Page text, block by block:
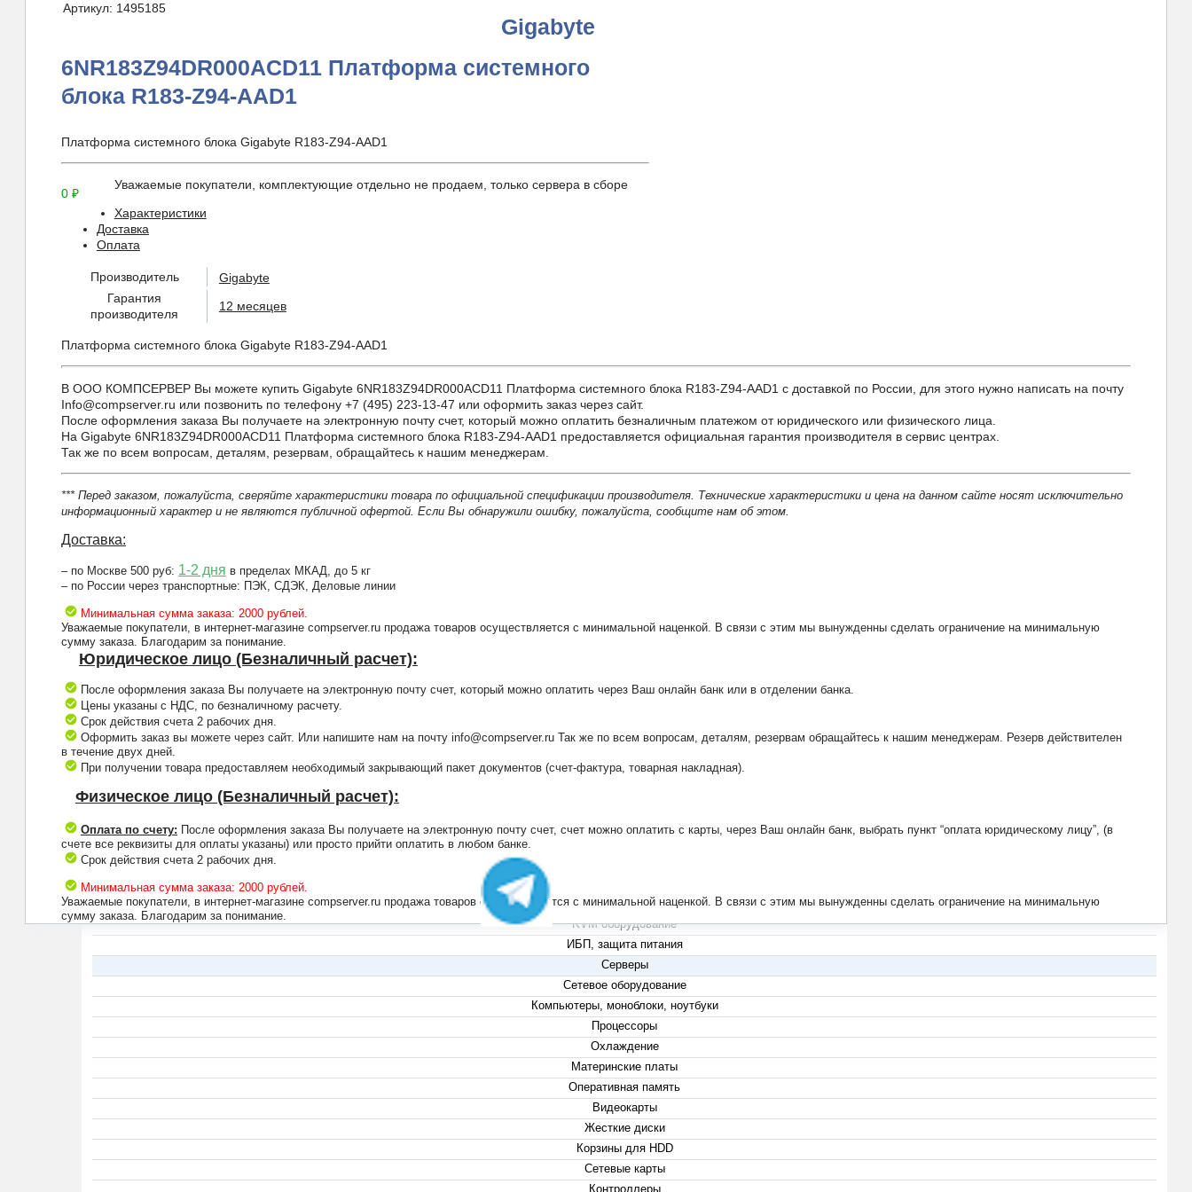
Артикул: 1495185
Gigabyte
6NR183Z94DR000ACD11 Платформа системного
блока R183-Z94-AAD1
Платформа системного блока Gigabyte R183-Z94-AAD1
0 ₽
Уважаемые покупатели, комплектующие отдельно не продаем, только сервера в сборе
Характеристики
Доставка
Оплата
Производитель
Gigabyte
Гарантия
производителя
12 месяцев
Платформа системного блока Gigabyte R183-Z94-AAD1
В ООО КОМПСЕРВЕР Вы можете купить Gigabyte 6NR183Z94DR000ACD11 Платформа системного блока R183-Z94-AAD1 с доставкой по России, для этого нужно написать на почту
Info@compserver.ru или позвонить по телефону +7 (495) 223-13-47 или оформить заказ через сайт.
После оформления заказа Вы получаете на электронную почту счет, который можно оплатить безналичным платежом от юридического или физического лица.
На Gigabyte 6NR183Z94DR000ACD11 Платформа системного блока R183-Z94-AAD1 предоставляется официальная гарантия производителя в сервис центрах.
Так же по всем вопросам, деталям, резервам, обращайтесь к нашим менеджерам.
*** Перед заказом, пожалуйста, сверяйте характеристики товара по официальной спецификации производителя. Технические характеристики и цена на данном сайте носят исключительно
информационный характер и не являются публичной офертой. Если Вы обнаружили ошибку, пожалуйста, сообщите нам об этом.
Доставка:
– по Москве 500 руб: 1-2 дня в пределах МКАД, до 5 кг
– по России через транспортные: ПЭК, СДЭК, Деловые линии
Минимальная сумма заказа: 2000 рублей.
Уважаемые покупатели, в интернет-магазине compserver.ru продажа товаров осуществляется с минимальной наценкой. В связи с этим мы вынужденны сделать ограничение на минимальную
сумму заказа. Благодарим за понимание.
Юридическое лицо (Безналичный расчет):
После оформления заказа Вы получаете на электронную почту счет, который можно оплатить через Ваш онлайн банк или в отделении банка.
Цены указаны с НДС, по безналичному расчету.
Срок действия счета 2 рабочих дня.
Оформить заказ вы можете через сайт. Или напишите нам на почту info@compserver.ru Так же по всем вопросам, деталям, резервам обращайтесь к нашим менеджерам. Резерв действителен
в течение двух дней.
При получении товара предоставляем необходимый закрывающий пакет документов (счет-фактура, товарная накладная).
Физическое лицо (Безналичный расчет):
Оплата по счету: После оформления заказа Вы получаете на электронную почту счет, счет можно оплатить с карты, через Ваш онлайн банк, выбрать пункт “оплата юридическому лицу”, (в
счете все реквизиты для оплаты указаны) или просто прийти оплатить в любом банке.
Срок действия счета 2 рабочих дня.
Минимальная сумма заказа: 2000 рублей.
Уважаемые покупатели, в интернет-магазине compserver.ru продажа товаров осуществляется с минимальной наценкой. В связи с этим мы вынужденны сделать ограничение на минимальную
сумму заказа. Благодарим за понимание.
+7 (495) 223-13-47
KVM оборудование
ИБП, защита питания
Серверы
Сетевое оборудование
Компьютеры, моноблоки, ноутбуки
Процессоры
Охлаждение
Материнские платы
Оперативная память
Видеокарты
Жесткие диски
Корзины для HDD
Сетевые карты
Контроллеры